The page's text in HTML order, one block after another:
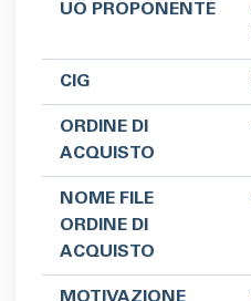
UO PROPONENTE
CIG
ORDINE DI
ACQUISTO
NOME FILE
ORDINE DI
ACQUISTO